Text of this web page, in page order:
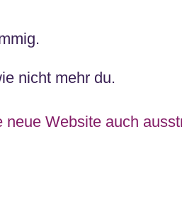
nicht mehr du.
Website auch